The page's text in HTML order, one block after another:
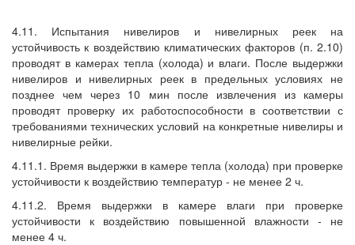
4.11. Испытания нивелиров и нивелирных реек на
устойчивость к воздействию климатических факторов (п. 2.10)
проводят в камерах тепла (холода) и влаги. После выдержки
нивелиров и нивелирных реек в предельных условиях не
позднее чем через 10 мин после извлечения из камеры
проводят проверку их работоспособности в соответствии с
требованиями технических условий на конкретные нивелиры и
нивелирные рейки.
4.11.1. Время выдержки в камере тепла (холода) при проверке
устойчивости к воздействию температур - не менее 2 ч.
4.11.2. Время выдержки в камере влаги при проверке
устойчивости к воздействию повышенной влажности - не
менее 4 ч.